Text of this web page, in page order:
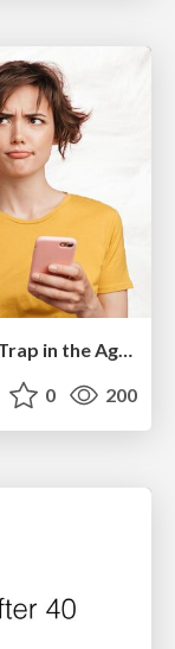
Avoiding the “Bad Training, Faster” Trap in the Age of AI
0 200